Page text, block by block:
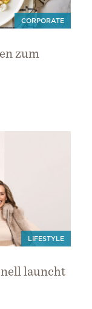
CORPORATE
zum
LIFESTYLE
launcht